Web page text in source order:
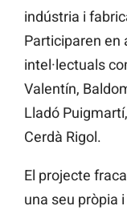
indústria i
Participaren en
intel·lectuals
Valentín,
Lladó
Cerdà Rigol.
El projecte
una seu pròpia